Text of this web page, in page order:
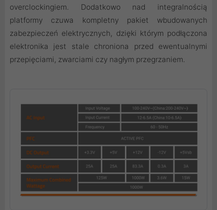
overclockingiem. Dodatkowo nad integralnością
platformy czuwa kompletny pakiet wbudowanych
zabezpieczeń elektrycznych, dzięki którym podłączona
elektronika jest stale chroniona przed ewentualnymi
przepięciami, zwarciami czy nagłym przegrzaniem.